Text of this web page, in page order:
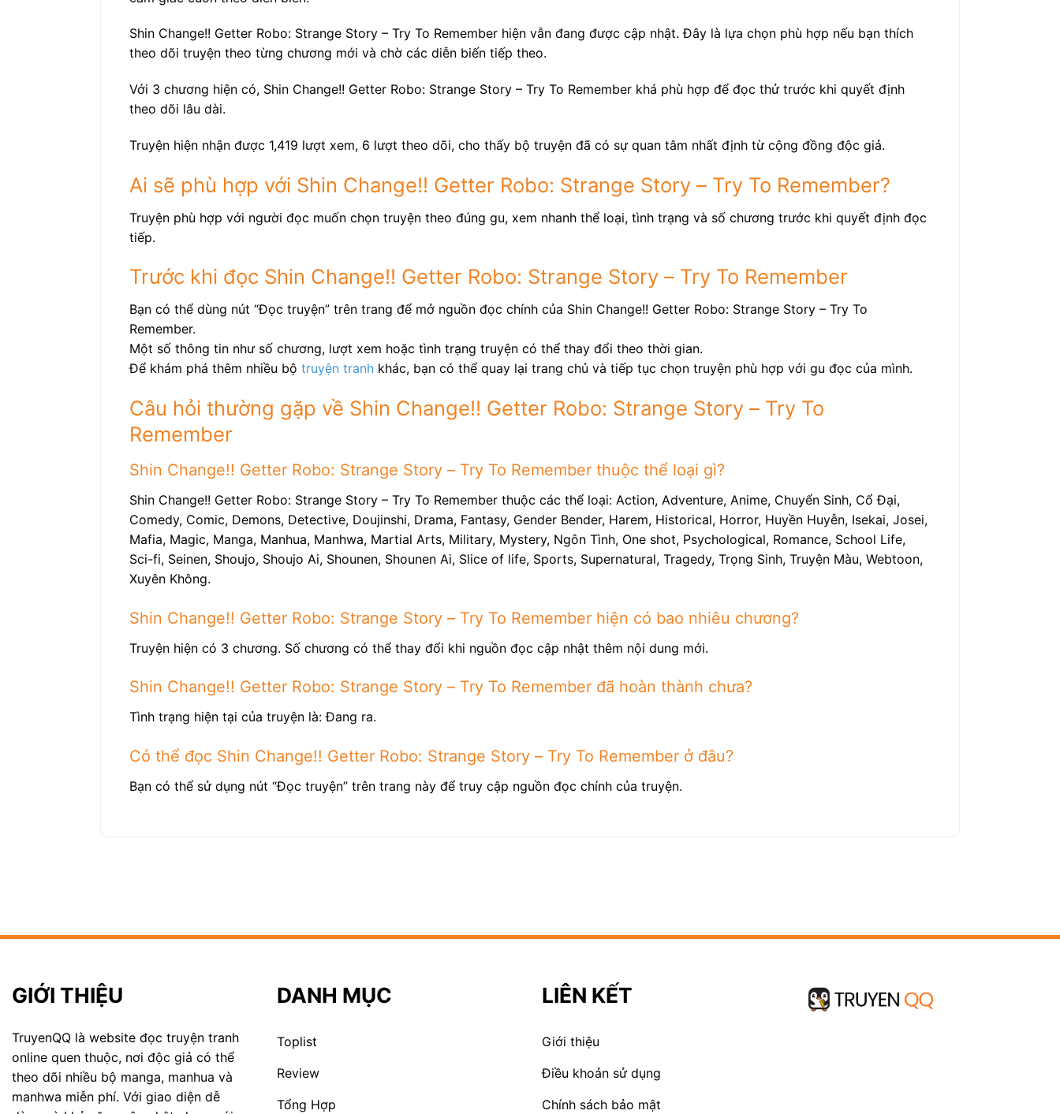
Shin Change!! Getter Robo: Strange Story – Try To Remember hiện vẫn đang được cập nhật. Đây là lựa chọn phù hợp nếu bạn thích
theo dõi truyện theo từng chương mới và chờ các diễn biến tiếp theo.
Với 3 chương hiện có, Shin Change!! Getter Robo: Strange Story – Try To Remember khá phù hợp để đọc thử trước khi quyết định
theo dõi lâu dài.
Truyện hiện nhận được 1,419 lượt xem, 6 lượt theo dõi, cho thấy bộ truyện đã có sự quan tâm nhất định từ cộng đồng độc giả.
Ai sẽ phù hợp với Shin Change!! Getter Robo: Strange Story – Try To Remember?
Truyện phù hợp với người đọc muốn chọn truyện theo đúng gu, xem nhanh thể loại, tình trạng và số chương trước khi quyết định đọc
tiếp.
Trước khi đọc Shin Change!! Getter Robo: Strange Story – Try To Remember
Bạn có thể dùng nút “Đọc truyện” trên trang để mở nguồn đọc chính của Shin Change!! Getter Robo: Strange Story – Try To
Remember.
Một số thông tin như số chương, lượt xem hoặc tình trạng truyện có thể thay đổi theo thời gian.
Để khám phá thêm nhiều bộ truyện tranh khác, bạn có thể quay lại trang chủ và tiếp tục chọn truyện phù hợp với gu đọc của mình.
Câu hỏi thường gặp về Shin Change!! Getter Robo: Strange Story – Try To
Remember
Shin Change!! Getter Robo: Strange Story – Try To Remember thuộc thể loại gì?
Shin Change!! Getter Robo: Strange Story – Try To Remember thuộc các thể loại: Action, Adventure, Anime, Chuyển Sinh, Cổ Đại,
Comedy, Comic, Demons, Detective, Doujinshi, Drama, Fantasy, Gender Bender, Harem, Historical, Horror, Huyền Huyễn, Isekai, Josei,
Mafia, Magic, Manga, Manhua, Manhwa, Martial Arts, Military, Mystery, Ngôn Tình, One shot, Psychological, Romance, School Life,
Sci-fi, Seinen, Shoujo, Shoujo Ai, Shounen, Shounen Ai, Slice of life, Sports, Supernatural, Tragedy, Trọng Sinh, Truyện Màu, Webtoon,
Xuyên Không.
Shin Change!! Getter Robo: Strange Story – Try To Remember hiện có bao nhiêu chương?
Truyện hiện có 3 chương. Số chương có thể thay đổi khi nguồn đọc cập nhật thêm nội dung mới.
Shin Change!! Getter Robo: Strange Story – Try To Remember đã hoàn thành chưa?
Tình trạng hiện tại của truyện là: Đang ra.
Có thể đọc Shin Change!! Getter Robo: Strange Story – Try To Remember ở đâu?
Bạn có thể sử dụng nút “Đọc truyện” trên trang này để truy cập nguồn đọc chính của truyện.
GIỚI THIỆU
TruyenQQ là website đọc truyện tranh
online quen thuộc, nơi độc giả có thể
theo dõi nhiều bộ manga, manhua và
manhwa miễn phí. Với giao diện dễ
DANH MỤC
Toplist
Review
Tổng Hợp
LIÊN KẾT
Giới thiệu
Điều khoản sử dụng
Chính sách bảo mật